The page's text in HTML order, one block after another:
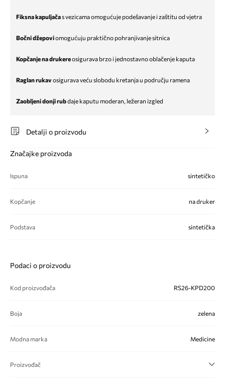
Fiksna kapuljačas vezicama omogućuje podešavanje i zaštitu od vjetra
Bočni džepoviomogućuju praktično pohranjivanje sitnica
Kopčanje na drukereosigurava brzo i jednostavno oblačenje kaputa
Raglan rukavosigurava veću slobodu kretanja u području ramena
Zaobljeni donji rubdaje kaputu moderan, ležeran izgled
Detalji o proizvodu
Značajke proizvoda
Ispuna sintetičko
Kopčanje na druker
Podstava sintetička
Podaci o proizvodu
Kod proizvođača RS26-KPD200
Boja zelena
Modna marka Medicine
Proizvođač